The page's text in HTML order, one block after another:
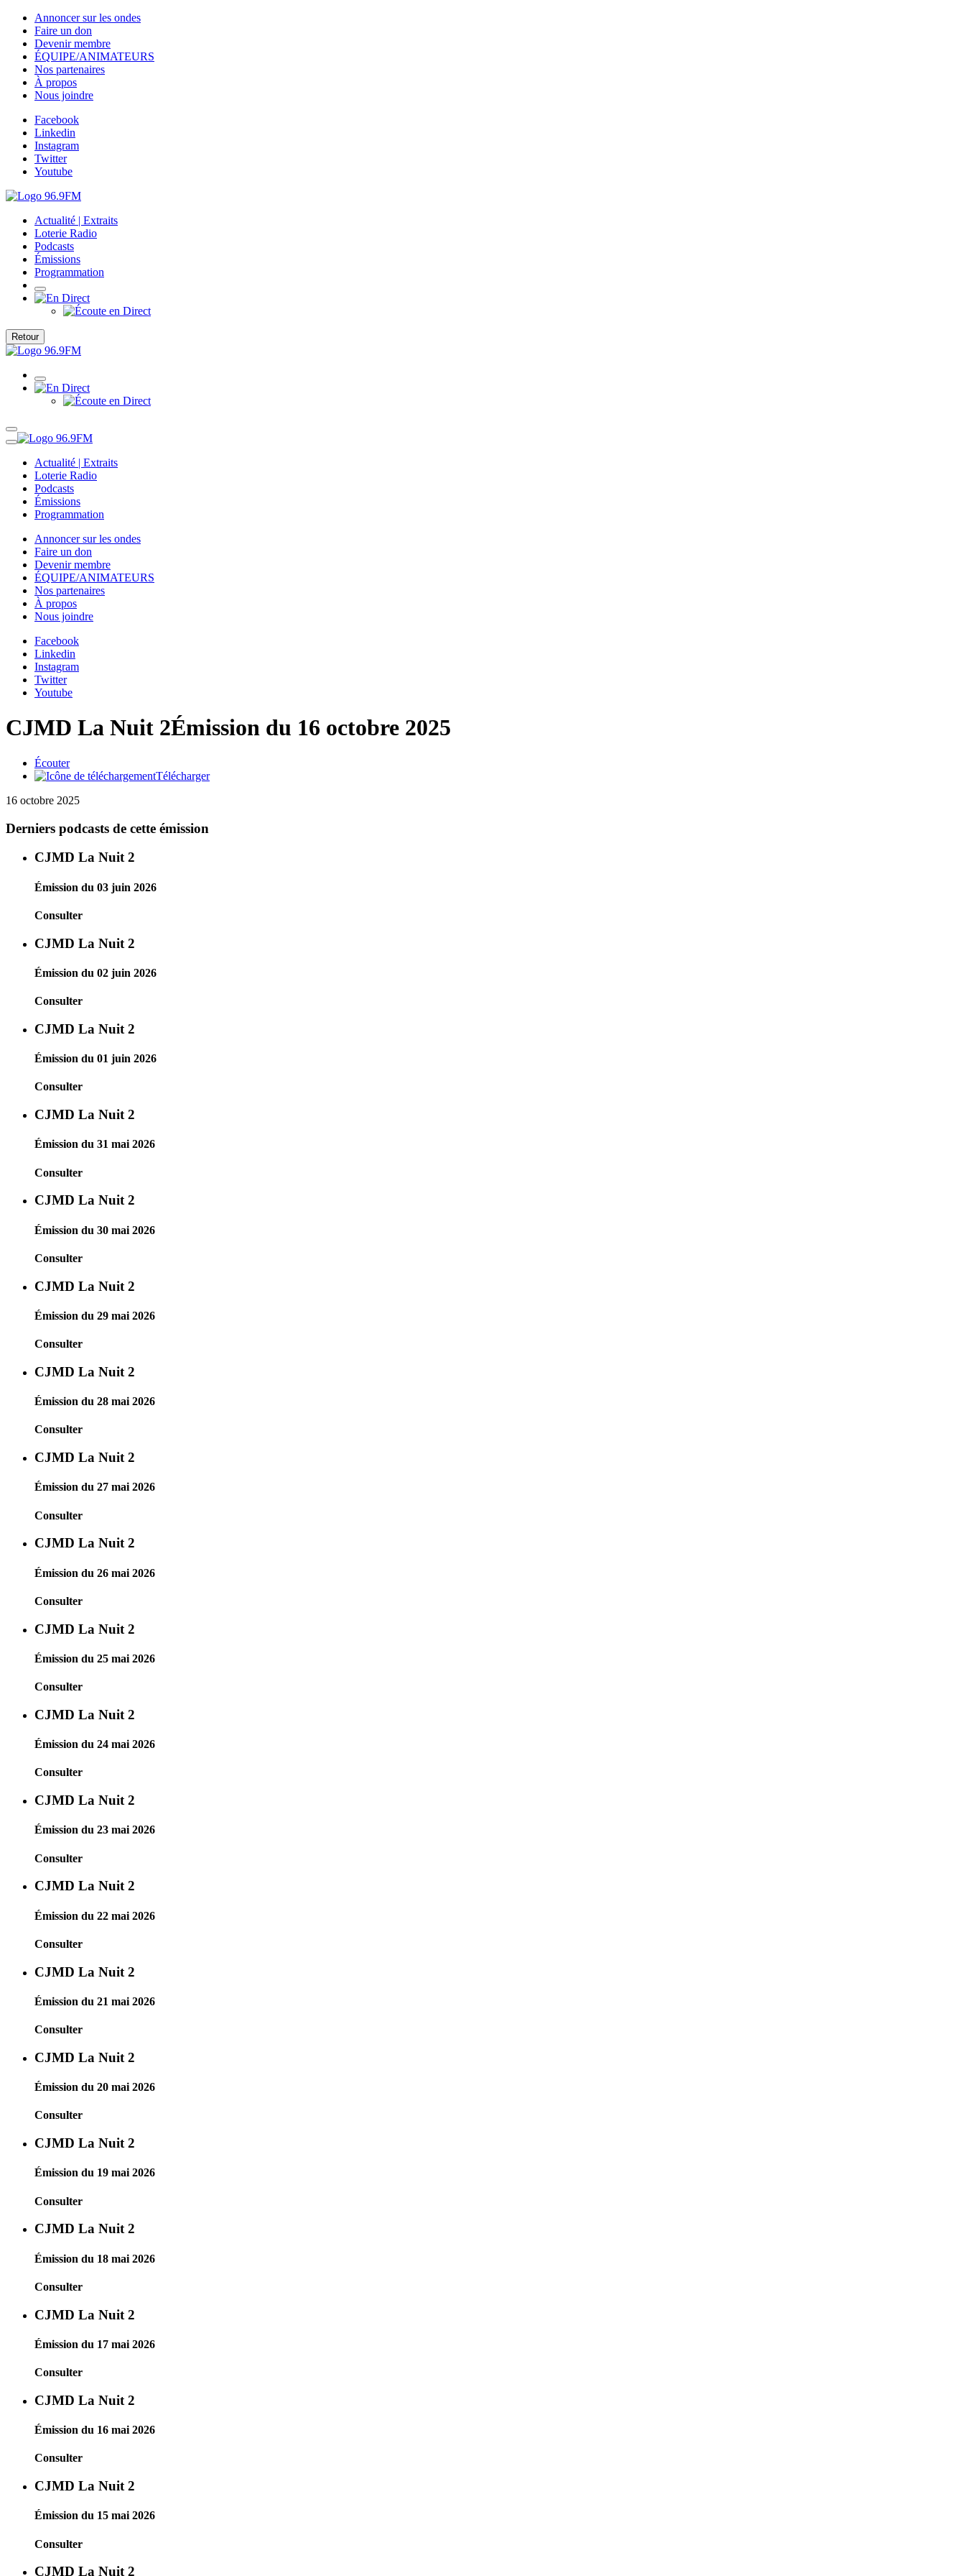
Annoncer sur les ondes
Faire un don
Devenir membre
ÉQUIPE/ANIMATEURS
Nos partenaires
À propos
Nous joindre
Facebook
Linkedin
Instagram
Twitter
Youtube
Actualité | Extraits
Loterie Radio
Podcasts
Émissions
Programmation
Retour
Actualité | Extraits
Loterie Radio
Podcasts
Émissions
Programmation
Annoncer sur les ondes
Faire un don
Devenir membre
ÉQUIPE/ANIMATEURS
Nos partenaires
À propos
Nous joindre
Facebook
Linkedin
Instagram
Twitter
Youtube
CJMD La Nuit 2Émission du 16 octobre 2025
Écouter
Télécharger
16 octobre 2025
Derniers podcasts de cette émission
CJMD La Nuit 2
Émission du 03 juin 2026
Consulter
CJMD La Nuit 2
Émission du 02 juin 2026
Consulter
CJMD La Nuit 2
Émission du 01 juin 2026
Consulter
CJMD La Nuit 2
Émission du 31 mai 2026
Consulter
CJMD La Nuit 2
Émission du 30 mai 2026
Consulter
CJMD La Nuit 2
Émission du 29 mai 2026
Consulter
CJMD La Nuit 2
Émission du 28 mai 2026
Consulter
CJMD La Nuit 2
Émission du 27 mai 2026
Consulter
CJMD La Nuit 2
Émission du 26 mai 2026
Consulter
CJMD La Nuit 2
Émission du 25 mai 2026
Consulter
CJMD La Nuit 2
Émission du 24 mai 2026
Consulter
CJMD La Nuit 2
Émission du 23 mai 2026
Consulter
CJMD La Nuit 2
Émission du 22 mai 2026
Consulter
CJMD La Nuit 2
Émission du 21 mai 2026
Consulter
CJMD La Nuit 2
Émission du 20 mai 2026
Consulter
CJMD La Nuit 2
Émission du 19 mai 2026
Consulter
CJMD La Nuit 2
Émission du 18 mai 2026
Consulter
CJMD La Nuit 2
Émission du 17 mai 2026
Consulter
CJMD La Nuit 2
Émission du 16 mai 2026
Consulter
CJMD La Nuit 2
Émission du 15 mai 2026
Consulter
CJMD La Nuit 2